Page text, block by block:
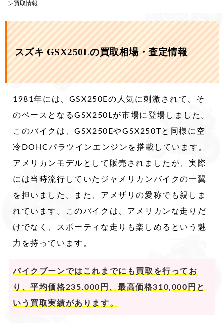
ン買取情報
スズキ GSX250Lの買取相場・査定情報
1981年には、GSX250Eの人気に刺激されて、そ
のベースとなるGSX250Lが市場に登場しました。
このバイクは、GSX250EやGSX250Tと同様に空
冷DOHCパラツインエンジンを搭載しています。
アメリカンモデルとして販売されましたが、実際
には当時流行していたジャメリカンバイクの一翼
を担いました。また、アメザリの愛称でも親しま
れています。このバイクは、アメリカンな走りだ
けでなく、スポーティな走りも楽しめるという魅
力を持っています。
バイクブーンではこれまでにも買取を行ってお
り、平均価格235,000円、最高価格310,000円と
いう買取実績があります。